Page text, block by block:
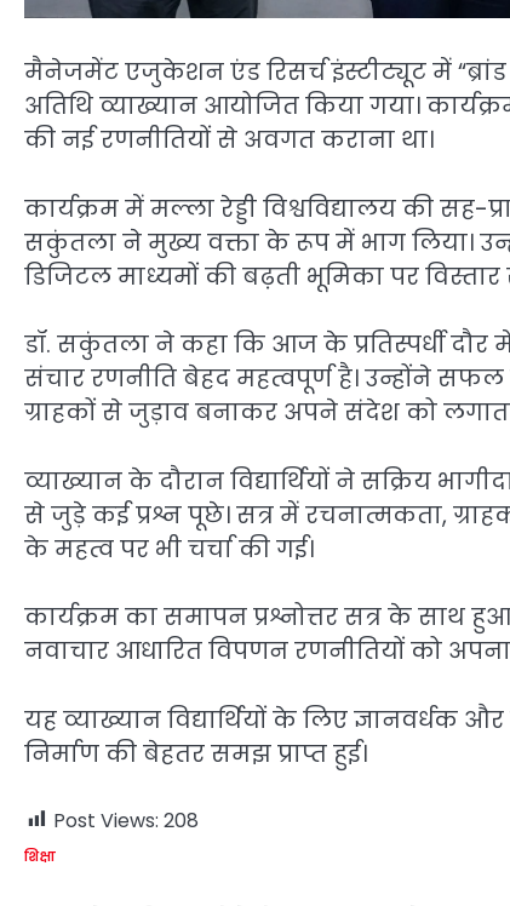
मैनेजमेंट एजुकेशन एंड रिसर्च इंस्टीट्यूट में
अतिथि व्याख्यान आयोजित किया गया।
की नई रणनीतियों से अवगत कराना था।
कार्यक्रम में मल्ला रेड्डी विश्वविद्यालय की
सकुंतला ने मुख्य वक्ता के रूप में भाग लिया।
डिजिटल माध्यमों की बढ़ती भूमिका पर विस्तार
डॉ. सकुंतला ने कहा कि आज के प्रतिस्पर्धी दौर
संचार रणनीति बेहद महत्वपूर्ण है। उन्होंने
ग्राहकों से जुड़ाव बनाकर अपने संदेश को
व्याख्यान के दौरान विद्यार्थियों ने सक्रिय
से जुड़े कई प्रश्न पूछे। सत्र में रचनात्मकता,
के महत्व पर भी चर्चा की गई।
कार्यक्रम का समापन प्रश्नोत्तर सत्र के साथ
नवाचार आधारित विपणन रणनीतियों को
यह व्याख्यान विद्यार्थियों के लिए ज्ञानवर्धक
निर्माण की बेहतर समझ प्राप्त हुई।
Post Views: 208
शिक्षा